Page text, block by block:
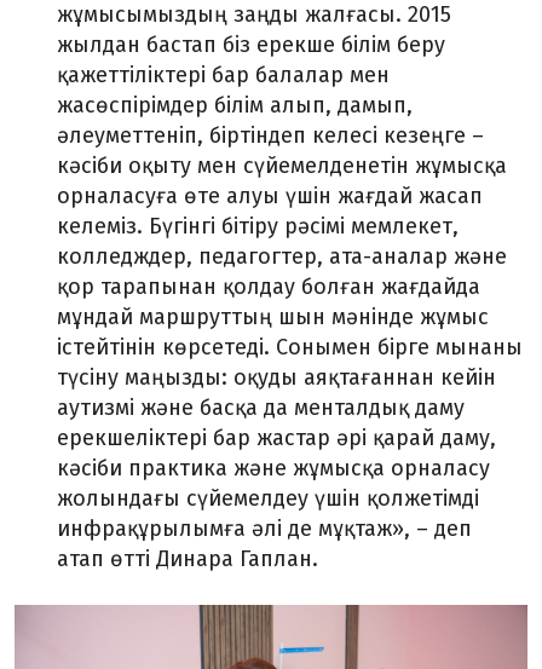
жұмысымыздың заңды жалғасы. 2015
жылдан бастап біз ерекше білім беру
қажеттіліктері бар балалар мен
жасөспірімдер білім алып, дамып,
әлеуметтеніп, біртіндеп келесі кезеңге –
кәсіби оқыту мен сүйемелденетін жұмысқа
орналасуға өте алуы үшін жағдай жасап
келеміз. Бүгінгі бітіру рәсімі мемлекет,
колледждер, педагогтер, ата-аналар және
қор тарапынан қолдау болған жағдайда
мұндай маршруттың шын мәнінде жұмыс
істейтінін көрсетеді. Сонымен бірге мынаны
түсіну маңызды: оқуды аяқтағаннан кейін
аутизмі және басқа да менталдық даму
ерекшеліктері бар жастар әрі қарай даму,
кәсіби практика және жұмысқа орналасу
жолындағы сүйемелдеу үшін қолжетімді
инфрақұрылымға әлі де мұқтаж», – деп
атап өтті Динара Гаплан.